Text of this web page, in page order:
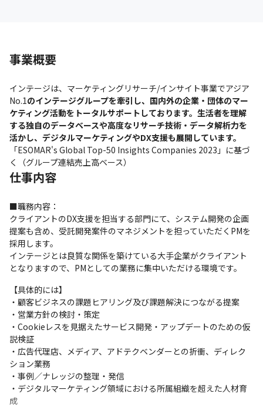
事業概要
インテージは、マーケティングリサーチ/インサイト事業でアジア
No.1のインテージグループを牽引し、国内外の企業・団体のマー
ケティング活動をトータルサポートしております。生活者を理解
する独自のデータベースや高度なリサーチ技術・データ解析力を
「ESOMAR's Global Top-50 Insights Companies 2023」に基づ
く（グループ連結売上高ベース）
仕事内容
■職務内容：
クライアントのDX支援を担当する部門にて、システム開発の企画
提案も含め、受託開発案件のマネジメントを担っていただくPMを
採用します。
インテージとは良質な関係を築けている大手企業がクライアント
となりますので、PMとしての業務に集中いただける環境です。
【具体的には】
・顧客ビジネスの課題ヒアリング及び課題解決につながる提案
・営業方針の検討・策定
・Cookieレスを見据えたサービス開発・アップデートのための仮
説検証
・広告代理店、メディア、アドテクベンダーとの折衝、ディレク
ション業務
・事例／ナレッジの整理・発信
・デジタルマーケティング領域における所属組織を超えた人材育
成